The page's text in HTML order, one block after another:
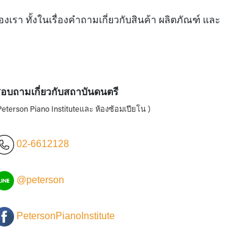
รา ทั้งในเรื่องคำถามเกี่ยวกับสินค้า ผลิตภัณฑ์ และ
บถามเกี่ยวกับสถาบันดนตรี
Piano Instituteและ ห้องซ้อมเปียโน )
02-6612128
@peterson
PetersonPianoInstitute